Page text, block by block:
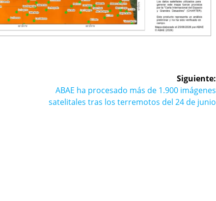
Siguiente:
Siguiente
entrada:
ABAE ha procesado más de 1.900 imágenes
satelitales tras los terremotos del 24 de junio